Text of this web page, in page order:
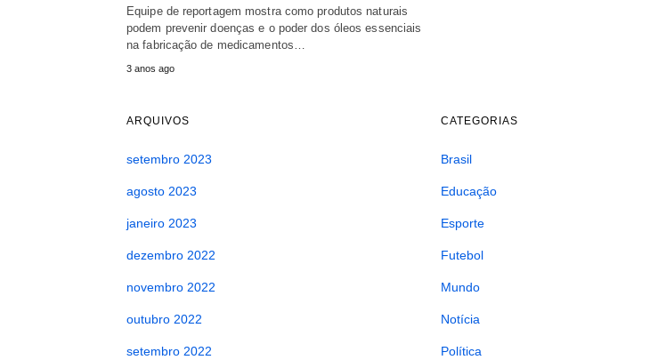
Equipe de reportagem mostra como produtos naturais
podem prevenir doenças e o poder dos óleos essenciais
na fabricação de medicamentos…
3 anos ago
ARQUIVOS
setembro 2023
agosto 2023
janeiro 2023
dezembro 2022
novembro 2022
outubro 2022
setembro 2022
CATEGORIAS
Brasil
Educação
Esporte
Futebol
Mundo
Notícia
Política